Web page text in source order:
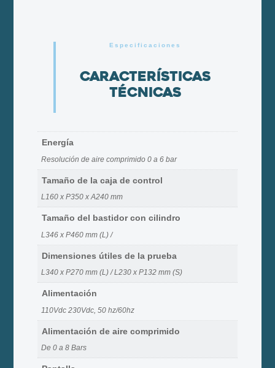
Especificaciones
Características
técnicas
Energía
Resolución de aire comprimido 0 a 6 bar
Tamaño de la caja de control
L160 x P350 x A240 mm
Tamaño del bastidor con cilindro
L346 x P460 mm (L) /
Dimensiones útiles de la prueba
L340 x P270 mm (L) / L230 x P132 mm (S)
Alimentación
110Vdc 230Vdc, 50 hz/60hz
Alimentación de aire comprimido
De 0 a 8 Bars